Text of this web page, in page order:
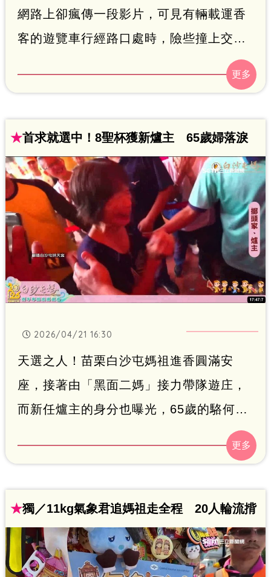
網路上卻瘋傳一段影片，可見有輛載運香
客的遊覽車行經路口處時，險些撞上交通
管制的員警，甚至疑似為了想通過路口而
衝撞員警，最終員警竟下跪拜託對方讓行
「這幾年風評真的越來越差」。
★首求就選中！8聖杯獲新爐主 65歲婦落淚
2026/04/21 16:30
天選之人！苗栗白沙屯媽祖進香圓滿安
座，接著由「黑面二媽」接力帶隊遊庄，
而新任爐主的身分也曝光，65歲的駱何碧
蓮女士，以連擲8個聖杯獲選，她當場激動
落淚、緊張到快喘不過氣，何女士因去年
首次出來參選爐主，就得到媽祖婆的疼
惜，真的很開心。
★獨／11kg氣象君追媽祖走全程 20人輪流揹